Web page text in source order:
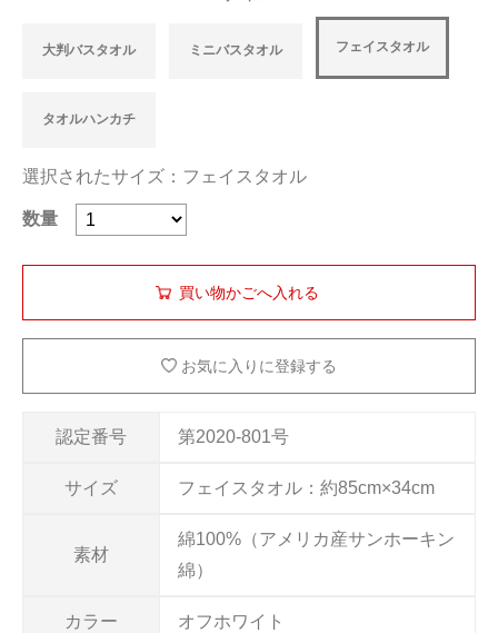
認定番号 第2020-801号
サイズ フェイスタオル：約85cm×34cm
素材
綿100%（アメリカ産サンホーキン
綿）
カラー オフホワイト
大判バスタオル ミニバスタオル フェイスタオル
タオルハンカチ
選択されたサイズ：フェイスタオル
数量
お気に入りに登録する